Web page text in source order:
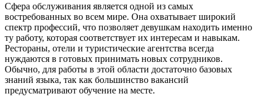
Сфера обслуживания является одной из самых
востребованных во всем мире. Она охватывает широкий
спектр профессий, что позволяет девушкам находить именно
ту работу, которая соответствует их интересам и навыкам.
Рестораны, отели и туристические агентства всегда
нуждаются в готовых принимать новых сотрудников.
Обычно, для работы в этой области достаточно базовых
знаний языка, так как большинство вакансий
предусматривают обучение на месте.